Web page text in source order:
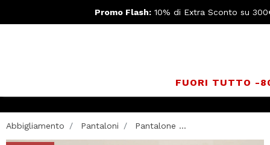
Promo Flash:10% di Extra Sconto su
FUORI TUTTO -
Abbigliamento Pantaloni Pantalone ...